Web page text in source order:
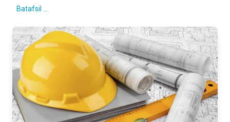
Batafsil ...